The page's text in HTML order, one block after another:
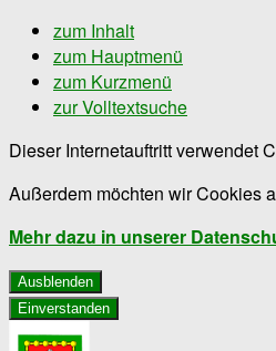
zum Inhalt
zum Hauptmenü
zum Kurzmenü
zur Volltextsuche
Dieser Internetauftritt verwendet
Außerdem möchten wir Cookies
Mehr dazu in unserer
Ausblenden
Einverstanden